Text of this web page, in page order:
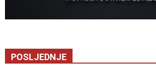
POSLJEDNJE